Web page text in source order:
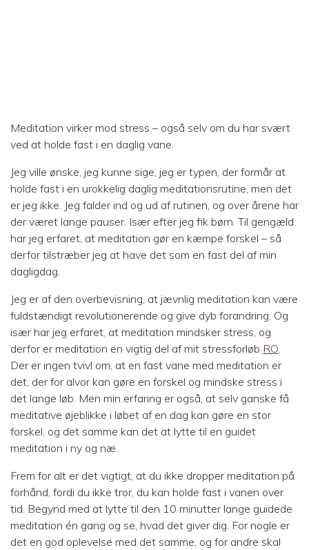
Meditation virker mod stress – også selv om du har svært
ved at holde fast i en daglig vane.
Jeg ville ønske, jeg kunne sige, jeg er typen, der formår at
holde fast i en urokkelig daglig meditationsrutine, men det
er jeg ikke. Jeg falder ind og ud af rutinen, og over årene har
der været lange pauser. Især efter jeg fik børn. Til gengæld
har jeg erfaret, at meditation gør en kæmpe forskel – så
derfor tilstræber jeg at have det som en fast del af min
dagligdag.
Jeg er af den overbevisning, at jævnlig meditation kan være
fuldstændigt revolutionerende og give dyb forandring. Og
især har jeg erfaret, at meditation mindsker stress, og
derfor er meditation en vigtig del af mit stressforløb RO.
Der er ingen tvivl om, at en fast vane med meditation er
det, der for alvor kan gøre en forskel og mindske stress i
det lange løb. Men min erfaring er også, at selv ganske få
meditative øjeblikke i løbet af en dag kan gøre en stor
forskel, og det samme kan det at lytte til en guidet
meditation i ny og næ.
Frem for alt er det vigtigt, at du ikke dropper meditation på
forhånd, fordi du ikke tror, du kan holde fast i vanen over
tid. Begynd med at lytte til den 10 minutter lange guidede
meditation én gang og se, hvad det giver dig. For nogle er
det en god oplevelse med det samme, og for andre skal